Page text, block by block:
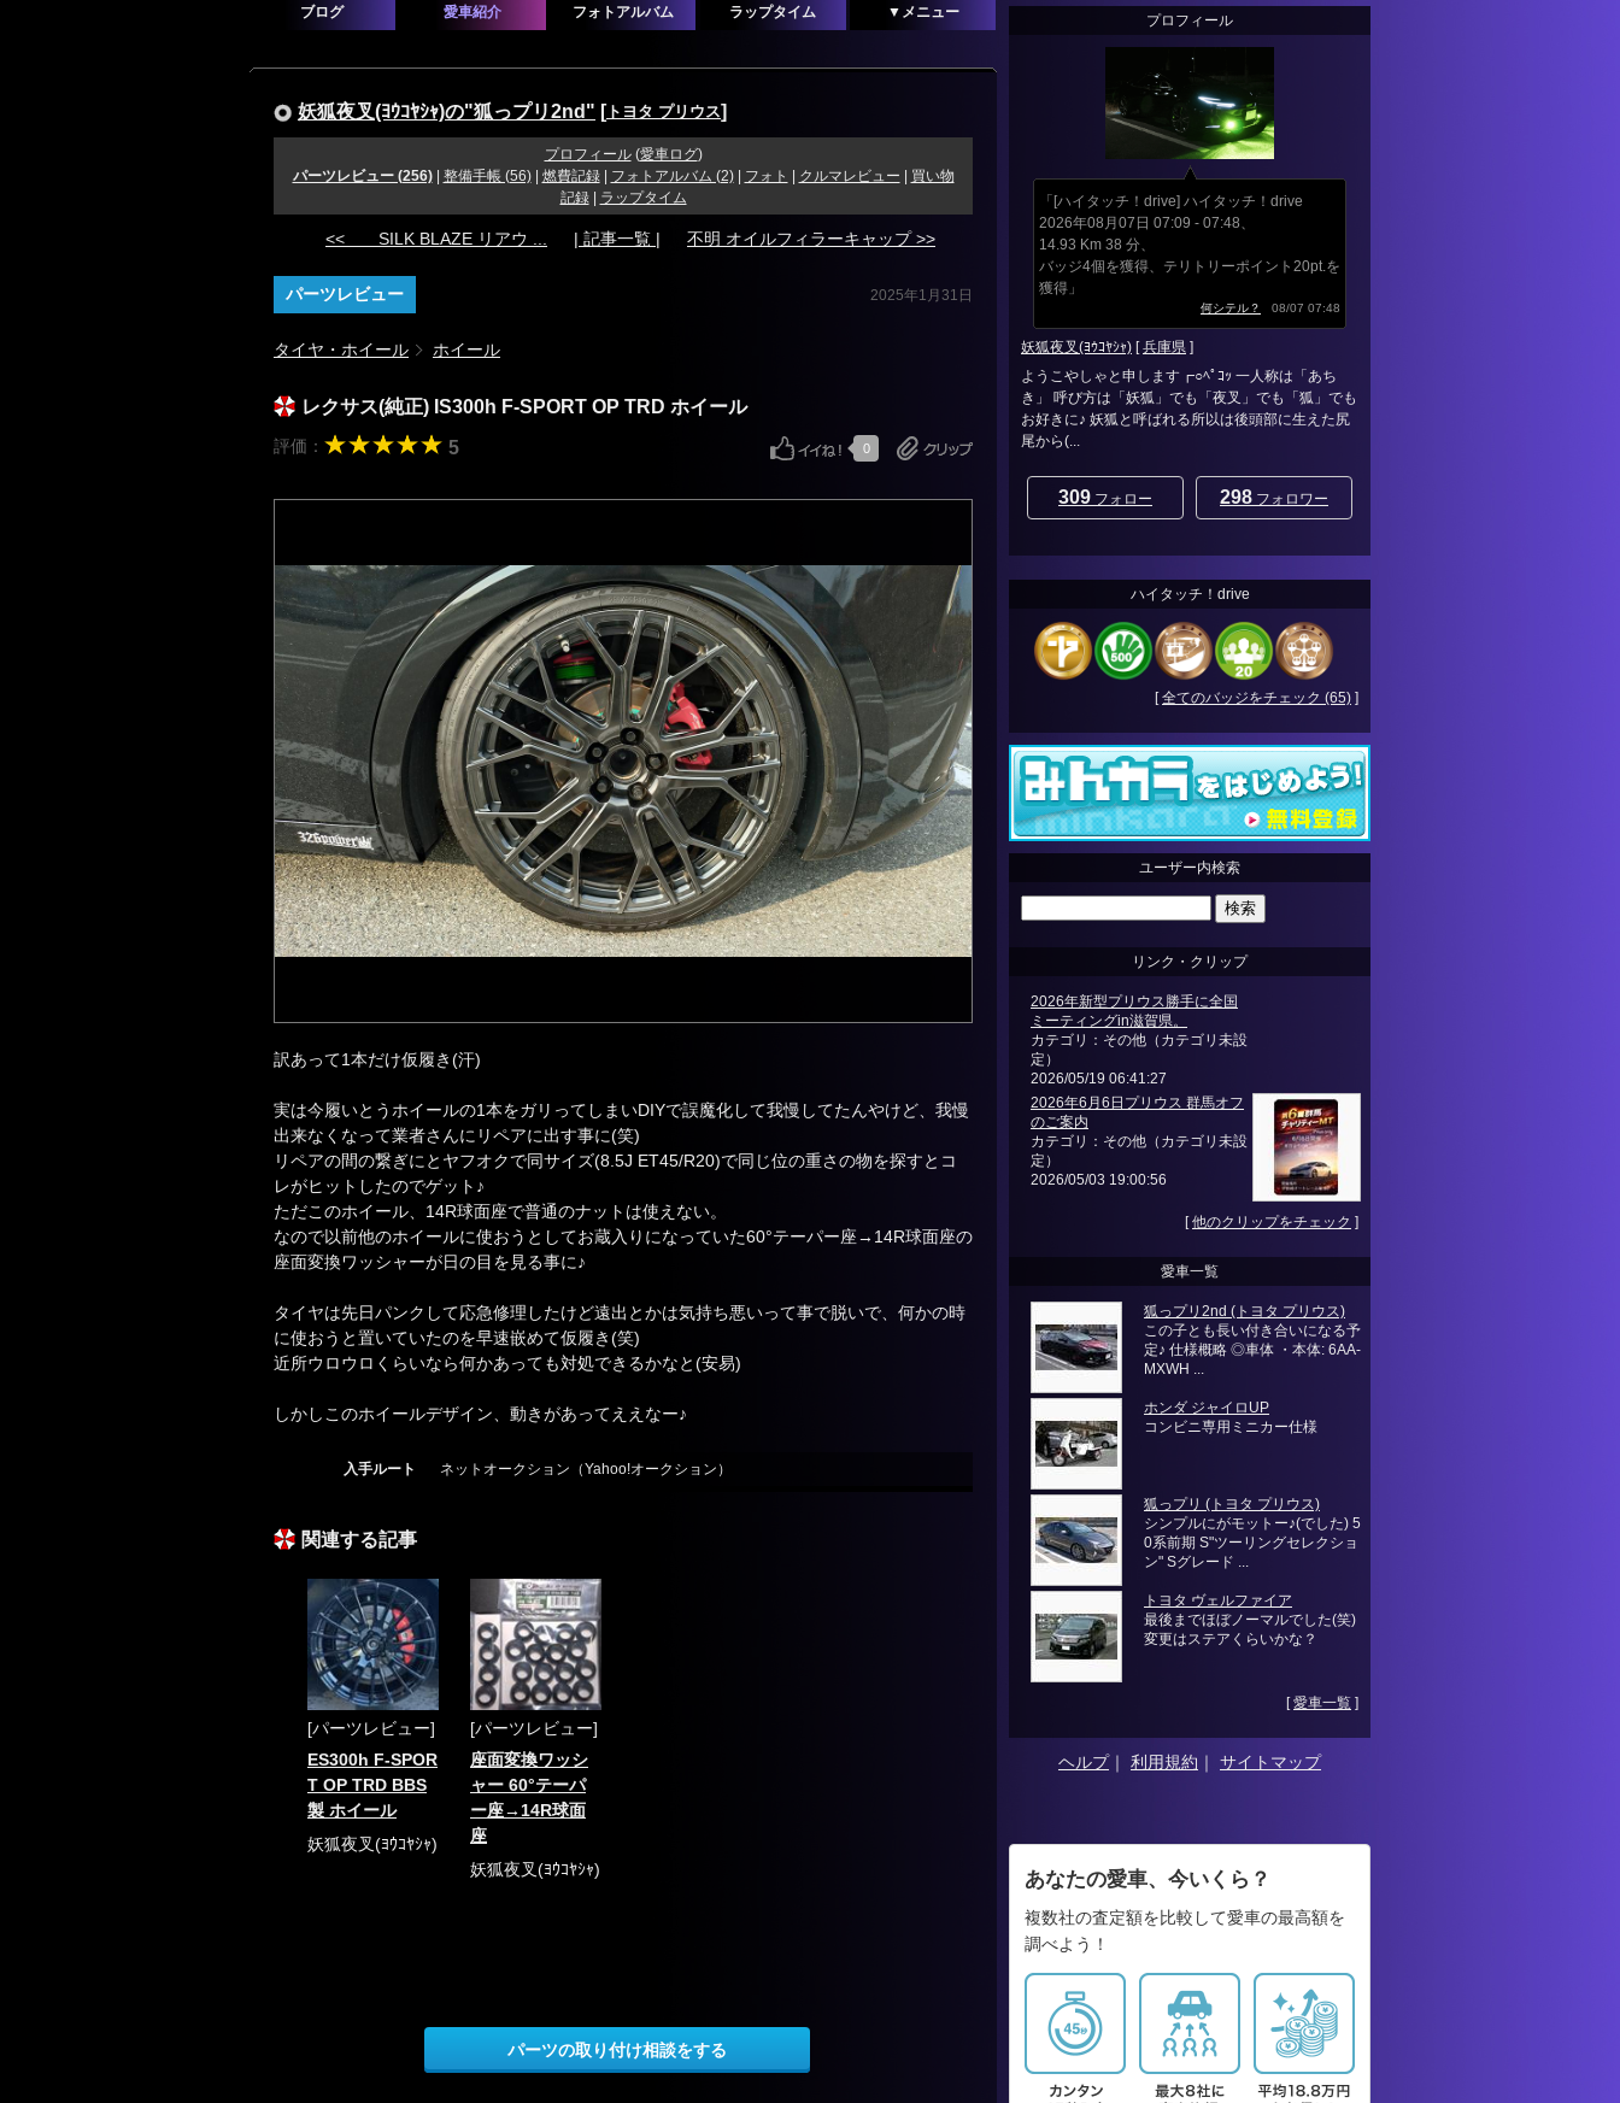
ブログ 愛車紹介 フォトアルバム ラップタイム ▼メニュー
妖狐夜叉(ﾖｳｺﾔｼｬ)の"狐っプリ2nd" [ トヨタ プリウス]
プロフィール(愛車ログ)
パーツレビュー (256)| 整備手帳 (56)| 燃費記録| フォトアルバム (2)| フォト クルマレビュー
買い物
記録| ラップタイム
<< SILK BLAZE リアウ ... | 記事一覧 | 不明 オイルフィラーキャップ >>
パーツレビュー 2025年1月31日
タイヤ・ホイール ホイール
レクサス(純正) IS300h F-SPORT OP TRD ホイール
評価： 5 0
訳あって1本だけ仮履き(汗)
実は今履いとうホイールの1本をガリってしまいDIYで誤魔化して我慢してたんやけど、我慢
出来なくなって業者さんにリペアに出す事に(笑)
リペアの間の繋ぎにとヤフオクで同サイズ(8.5J ET45/R20)で同じ位の重さの物を探すとコ
レがヒットしたのでゲット♪
ただこのホイール、14R球面座で普通のナットは使えない。
なので以前他のホイールに使おうとしてお蔵入りになっていた60°テーパー座→14R球面座の
座面変換ワッシャーが日の目を見る事に♪
タイヤは先日パンクして応急修理したけど遠出とかは気持ち悪いって事で脱いで、何かの時
に使おうと置いていたのを早速嵌めて仮履き(笑)
近所ウロウロくらいなら何かあっても対処できるかなと(安易)
しかしこのホイールデザイン、動きがあってええなー♪
入手ルート ネットオークション（Yahoo!オークション）
関連する記事
[パーツレビュー]
ES300h F-SPOR
T OP TRD BBS
製 ホイール
妖狐夜叉(ﾖｳｺﾔｼｬ)
[パーツレビュー]
座面変換ワッシ
ャー 60°テーパ
ー座→14R球面
座
妖狐夜叉(ﾖｳｺﾔｼｬ)
パーツの取り付け相談をする
プロフィール
「[ハイタッチ！drive] ハイタッチ！drive
2026年08月07日 07:09 - 07:48、
14.93 Km 38 分、
バッジ4個を獲得、テリトリーポイント20pt.を
獲得」
何シテル？ 08/07 07:48
妖狐夜叉(ﾖｳｺﾔｼｬ) [兵庫県 ]
ようこやしゃと申します┏○ﾍﾟｺｯ 一人称は「あち
き」 呼び方は「妖狐」でも「夜叉」でも「狐」でも
お好きに♪ 妖狐と呼ばれる所以は後頭部に生えた尻
尾から(...
309 フォロー 298 フォロワー
ハイタッチ！drive
[全てのバッジをチェック (65) ]
ユーザー内検索
リンク・クリップ
2026年新型プリウス勝手に全国
ミーティングin滋賀県。
カテゴリ：その他（カテゴリ未設
定）
2026/05/19 06:41:27
2026年6月6日プリウス 群馬オフ
のご案内
カテゴリ：その他（カテゴリ未設
定）
2026/05/03 19:00:56
[他のクリップをチェック ]
愛車一覧
狐っプリ2nd (トヨタ プリウス)
この子とも長い付き合いになる予
定♪ 仕様概略 ◎車体 ・本体: 6AA-
MXWH ...
ホンダ ジャイロUP
コンビニ専用ミニカー仕様
狐っプリ (トヨタ プリウス)
シンプルにがモットー♪(でした) 5
0系前期 S"ツーリングセレクショ
ン" Sグレード ...
トヨタ ヴェルファイア
最後までほぼノーマルでした(笑)
変更はステアくらいかな？
[愛車一覧 ]
ヘルプ｜ 利用規約 ｜ サイトマップ
あなたの愛車、今いくら？
複数社の査定額を比較して愛車の最高額を
調べよう！